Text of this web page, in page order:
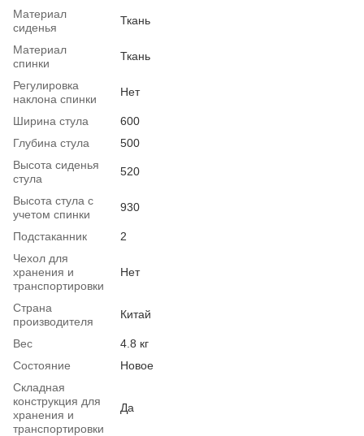
Материал
сиденья
Ткань
Материал
спинки
Ткань
Регулировка
наклона спинки
Нет
Ширина стула
600
Глубина стула
500
Высота сиденья
стула
520
Высота стула с
учетом спинки
930
Подстаканник
2
Чехол для
хранения и
транспортировки
Нет
Страна
производителя
Китай
Вес
4.8 кг
Состояние
Новое
Складная
конструкция для
хранения и
транспортировки
Да